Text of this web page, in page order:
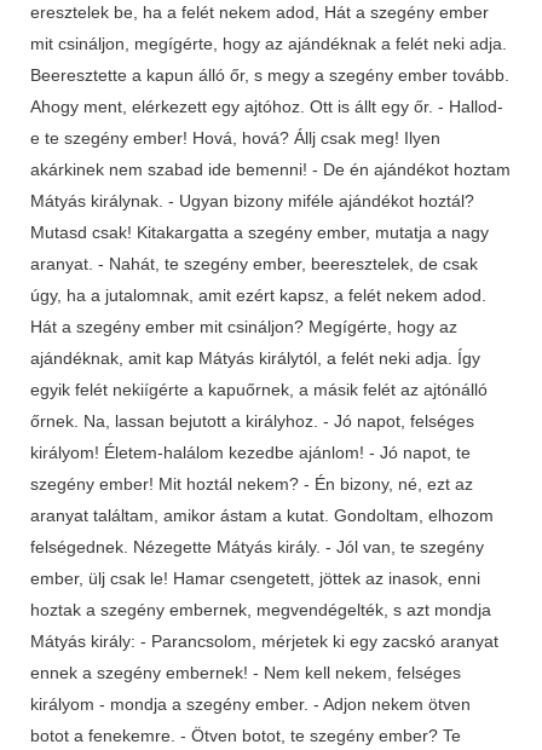
eresztelek be, ha a felét nekem adod, Hát a szegény ember
mit csináljon, megígérte, hogy az ajándéknak a felét neki adja.
Beeresztette a kapun álló őr, s megy a szegény ember tovább.
Ahogy ment, elérkezett egy ajtóhoz. Ott is állt egy őr. - Hallod-
e te szegény ember! Hová, hová? Állj csak meg! Ilyen
akárkinek nem szabad ide bemenni! - De én ajándékot hoztam
Mátyás királynak. - Ugyan bizony miféle ajándékot hoztál?
Mutasd csak! Kitakargatta a szegény ember, mutatja a nagy
aranyat. - Nahát, te szegény ember, beeresztelek, de csak
úgy, ha a jutalomnak, amit ezért kapsz, a felét nekem adod.
Hát a szegény ember mit csináljon? Megígérte, hogy az
ajándéknak, amit kap Mátyás királytól, a felét neki adja. Így
egyik felét nekiígérte a kapuőrnek, a másik felét az ajtónálló
őrnek. Na, lassan bejutott a királyhoz. - Jó napot, felséges
királyom! Életem-halálom kezedbe ajánlom! - Jó napot, te
szegény ember! Mit hoztál nekem? - Én bizony, né, ezt az
aranyat találtam, amikor ástam a kutat. Gondoltam, elhozom
felségednek. Nézegette Mátyás király. - Jól van, te szegény
ember, ülj csak le! Hamar csengetett, jöttek az inasok, enni
hoztak a szegény embernek, megvendégelték, s azt mondja
Mátyás király: - Parancsolom, mérjetek ki egy zacskó aranyat
ennek a szegény embernek! - Nem kell nekem, felséges
királyom - mondja a szegény ember. - Adjon nekem ötven
botot a fenekemre. - Ötven botot, te szegény ember? Te